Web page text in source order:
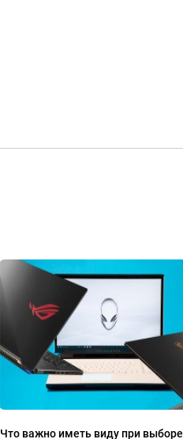
Что важно иметь виду при выборе